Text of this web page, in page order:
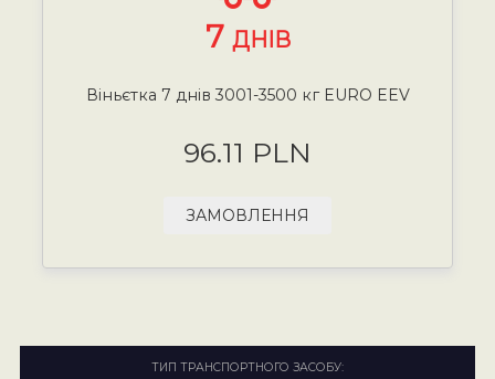
7 ДНІВ
Віньєтка 7 днів 3001-3500 кг EURO EEV
96.11 PLN
ЗАМОВЛЕННЯ
ТИП ТРАНСПОРТНОГО ЗАСОБУ: